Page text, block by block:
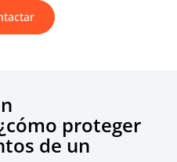
proteger
de un